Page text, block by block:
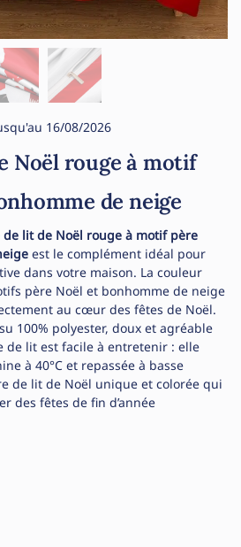
16/08/2026
Noël rouge à motif
de neige
lit de Noël rouge à motif père
est le complément idéal pour
dans votre maison. La couleur
père Noël et bonhomme de neige
au cœur des fêtes de Noël.
100% polyester, doux et agréable
de lit est facile à entretenir : elle
à 40°C et repassée à basse
de lit de Noël unique et colorée qui
des fêtes de fin d’année